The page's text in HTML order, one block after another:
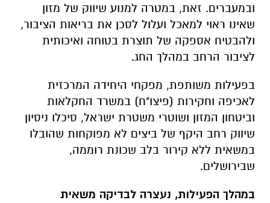
ובמעברים. זאת, במטרה למנוע שיווק של מזון
שאינו ראוי למאכל ועלול לסכן את בריאות הציבור,
ולהבטיח אספקה של תוצרת בטוחה ואיכותית
לציבור הרחב במהלך החג.
בפעילות משותפת, מפקחי היחידה המרכזית
לאכיפה וחקירות (פיצו"ח) במשרד החקלאות
וביטחון המזון ושוטרי משטרת ישראל, סיכלו ניסיון
שיווק רחב היקף של ביצים לא מפוקחות שהובלו
במשאית ללא קירור בלב שכונת רוממה,
שבירושלים.
במהלך הפעילות, נעצרה לבדיקה משאית